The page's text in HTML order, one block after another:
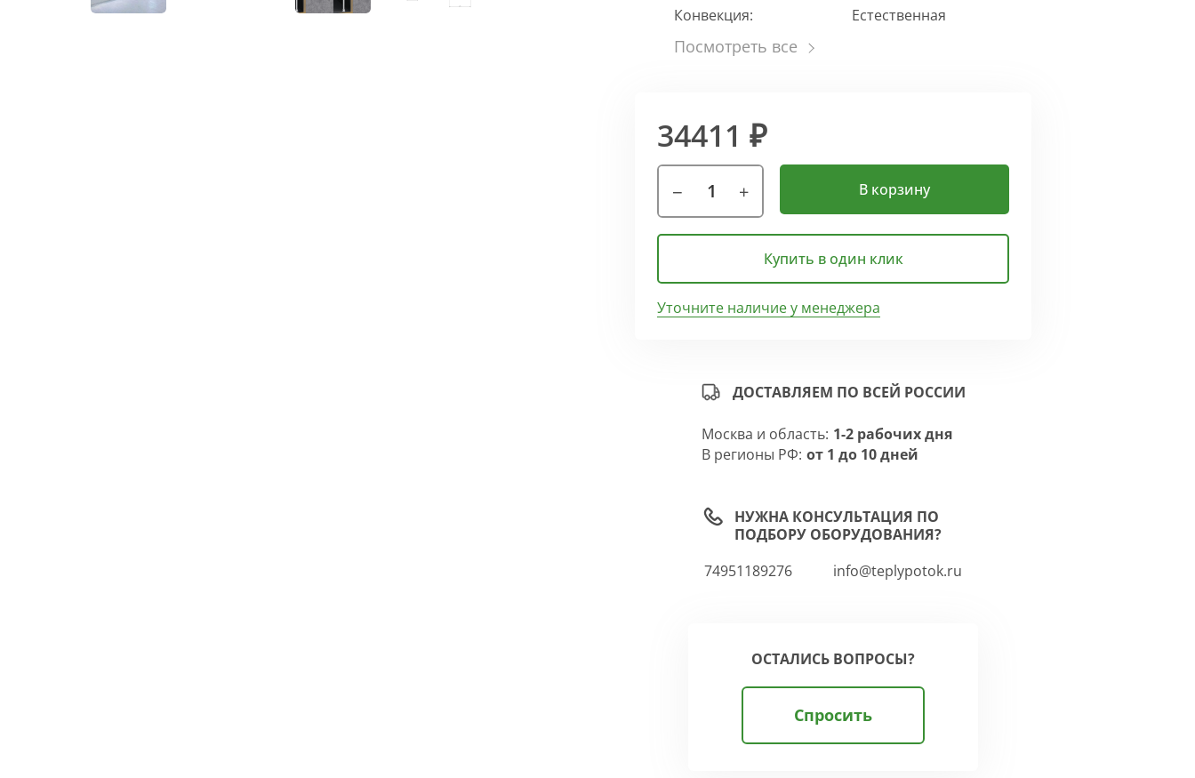
Конвекция:
Естественная
34411 ₽
В корзину
Купить в один клик
Уточните наличие у менеджера
ДОСТАВЛЯЕМ ПО ВСЕЙ РОССИИ
Москва и область: 1-2 рабочих дня
В регионы РФ: от 1 до 10 дней
НУЖНА КОНСУЛЬТАЦИЯ ПО
ПОДБОРУ ОБОРУДОВАНИЯ?
74951189276
info@teplypotok.ru
ОСТАЛИСЬ ВОПРОСЫ?
Спросить